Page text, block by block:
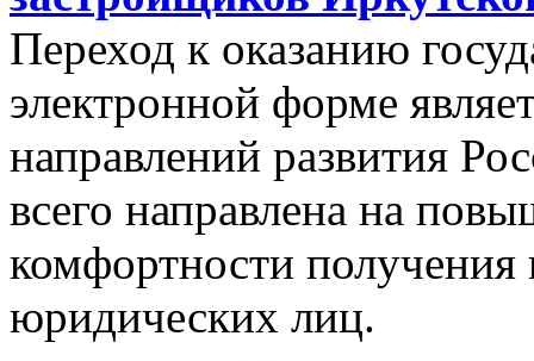
Переход к оказанию
электронной форме
направлений развития
всего направлена на
комфортности получения
юридических лиц.